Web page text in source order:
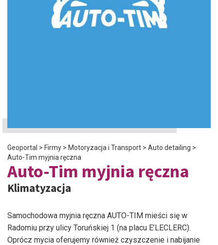
Geoportal > Firmy > Motoryzacja i Transport > Auto detailing >
Auto-Tim myjnia ręczna
Auto-Tim myjnia ręczna
Klimatyzacja
Samochodowa myjnia ręczna AUTO-TIM mieści się w
Radomiu przy ulicy Toruńskiej 1 (na placu E’LECLERC).
Oprócz mycia oferujemy również czyszczenie i nabijanie